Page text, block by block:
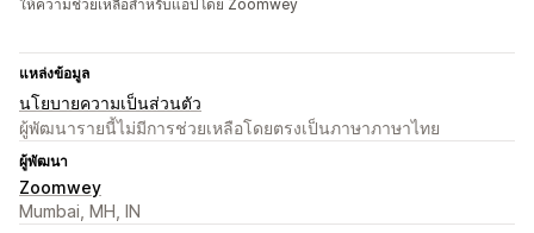
ให้ความช่วยเหลือสำหรับแอปโดย Zoomwey
แหล่งข้อมูล
นโยบายความเป็นส่วนตัว
ผู้พัฒนารายนี้ไม่มีการช่วยเหลือโดยตรงเป็นภาษาภาษาไทย
ผู้พัฒนา
Zoomwey
Mumbai, MH, IN